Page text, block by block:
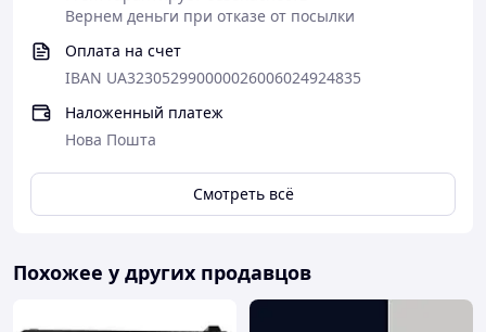
Вернем деньги при отказе от посылки
Оплата на счет
IBAN UA323052990000026006024924835
Наложенный платеж
Нова Пошта
Смотреть всё
Похожее у других продавцов